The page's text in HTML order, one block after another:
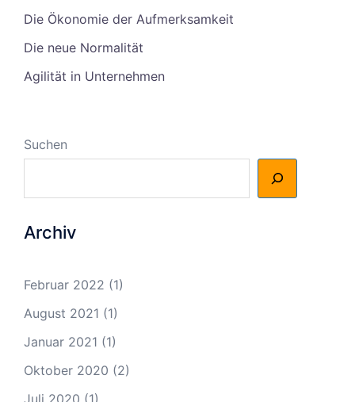
Die Ökonomie der Aufmerksamkeit
Die neue Normalität
Agilität in Unternehmen
Suchen
Archiv
Februar 2022 (1)
August 2021 (1)
Januar 2021 (1)
Oktober 2020 (2)